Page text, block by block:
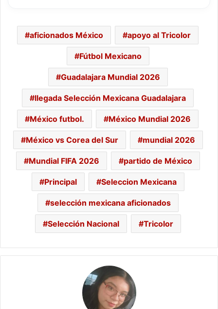
aficionados México apoyo al Tricolor
Fútbol Mexicano
Guadalajara Mundial 2026
llegada Selección Mexicana Guadalajara
México futbol. México Mundial 2026
México vs Corea del Sur mundial 2026
Mundial FIFA 2026 partido de México
Principal Seleccion Mexicana
selección mexicana aficionados
Selección Nacional Tricolor